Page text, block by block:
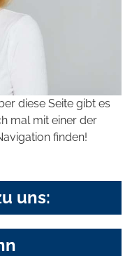
diese Seite gibt es
mal mit einer der
finden!
uns: